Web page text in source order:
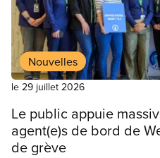
Nouvelles
le 29 juillet 2026
Le public appuie
agent(e)s de bord de
de grève